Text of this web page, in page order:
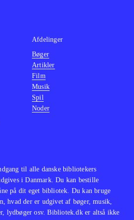
til alle danske bibliotekers
i Danmark. Du kan bestille
på dit eget bibliotek. Du kan bruge
hvad der er udgivet af bøger, musik,
lydbøger osv. Bibliotek.dk er altså ikke
Afdelinger
Bøger
Artikler
Film
Musik
Spil
Noder